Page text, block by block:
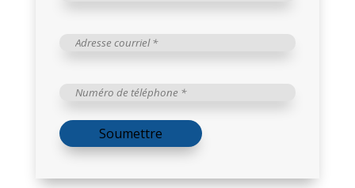
Adresse
Numéro
téléphone